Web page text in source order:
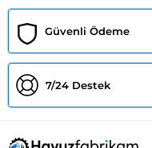
Güvenli Ödeme
7/24 Destek